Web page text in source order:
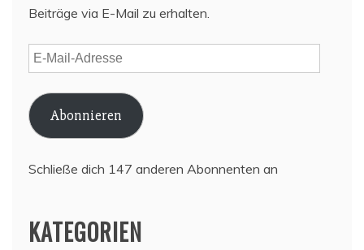
Beiträge via E-Mail zu erhalten.
E-
Mail-
Adresse
Abonnieren
Schließe dich 147 anderen Abonnenten an
KATEGORIEN